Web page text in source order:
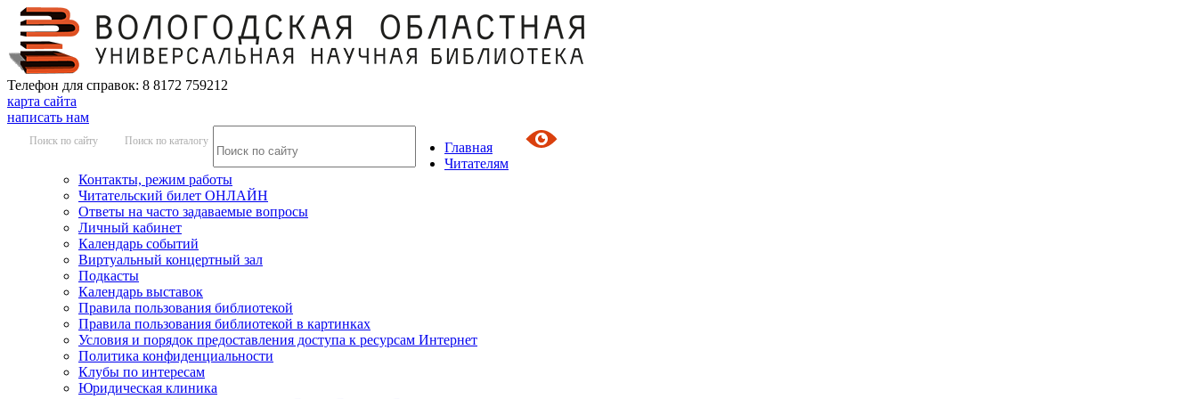
Телефон для справок: 8 8172 759212
карта сайта
написать нам
Поиск по сайту Поиск по каталогу
Главная
Читателям
Контакты, режим работы
Читательский билет ОНЛАЙН
Ответы на часто задаваемые вопросы
Личный кабинет
Календарь событий
Виртуальный концертный зал
Подкасты
Календарь выставок
Правила пользования библиотекой
Правила пользования библиотекой в картинках
Условия и порядок предоставления доступа к ресурсам Интернет
Политика конфиденциальности
Клубы по интересам
Юридическая клиника